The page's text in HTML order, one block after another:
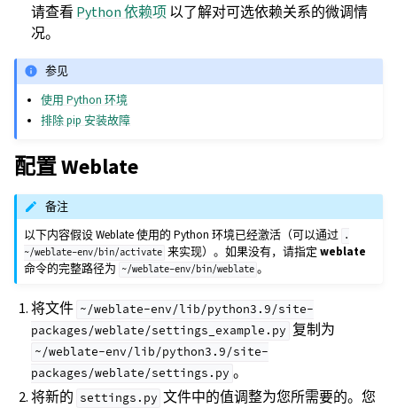
请查看 Python 依赖项以了解对可选依赖关系的微调情
况。
参见
使用 Python 环境
排除 pip 安装故障
配置 Weblate
备注
以下内容假设 Weblate 使用的 Python 环境已经激活（可以通过
.
~/weblate-env/bin/activate 来实现）。如果没有，请指定weblate
命令的完整路径为
~/weblate-env/bin/weblate 。
将文件 ~/weblate-env/lib/python3.9/site-
packages/weblate/settings_example.py 复制为
~/weblate-env/lib/python3.9/site-
packages/weblate/settings.py 。
将新的 settings.py 文件中的值调整为您所需要的。您